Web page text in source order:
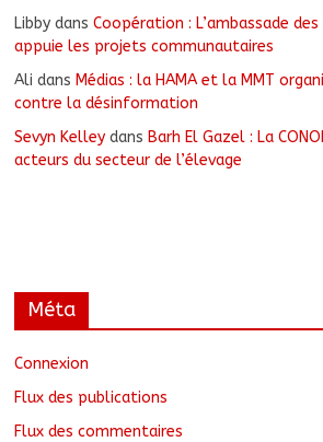
Libby dansCoopération : L’ambassade
appuie les projets communautaires
Ali dans Médias : la HAMA et la MMT
contre la désinformation
Sevyn Kelley dans Barh El Gazel : La
acteurs du secteur de l’élevage
Méta
Connexion
Flux des publications
Flux des commentaires